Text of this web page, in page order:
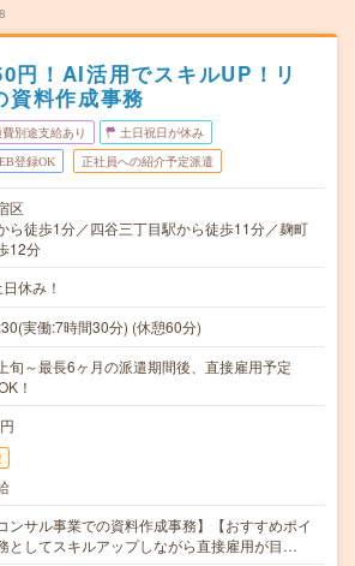
円！AI活用でスキルUP！リ
資料作成事務
費別途支給あり 土日祝日が休み
登録OK 正社員への紹介予定派遣
区
ら徒歩1分／四谷三丁目駅から徒歩11分／麹町
12分
休み！
実働:7時間30分) (休憩60分)
旬～最長6ヶ月の派遣期間後、直接雇用予定
！
ンサル事業での資料作成事務】【おすすめポイ
としてスキルアップしながら直接雇用が目…